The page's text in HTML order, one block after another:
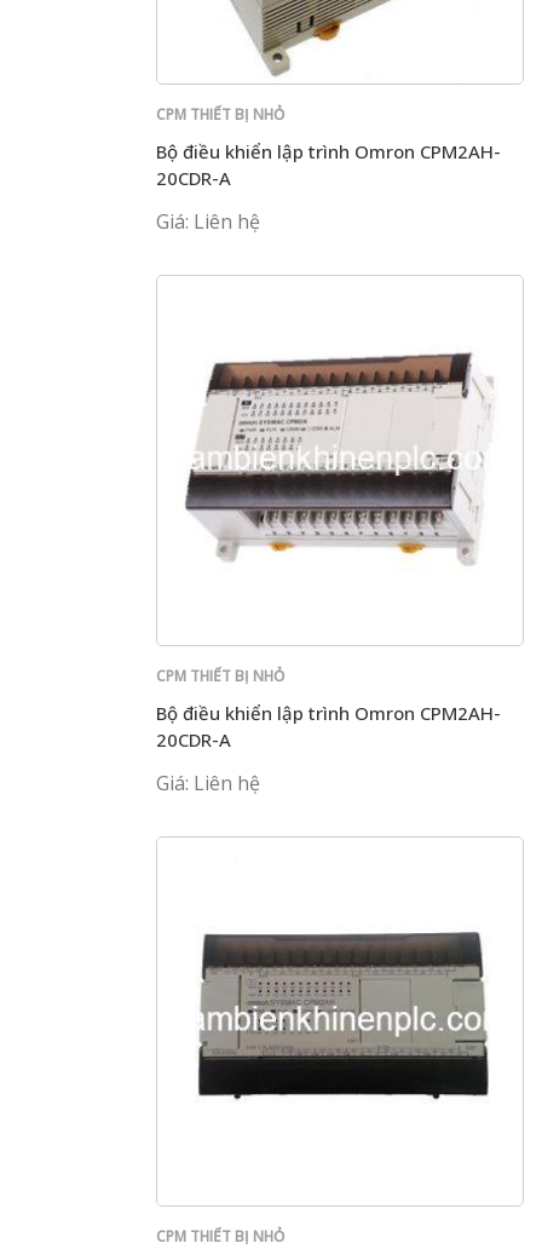
CPM THIẾT BỊ NHỎ
Bộ điều khiển lập trình Omron CPM2AH-
20CDR-A
Giá: Liên hệ
CPM THIẾT BỊ NHỎ
Bộ điều khiển lập trình Omron CPM2AH-
20CDR-A
Giá: Liên hệ
CPM THIẾT BỊ NHỎ